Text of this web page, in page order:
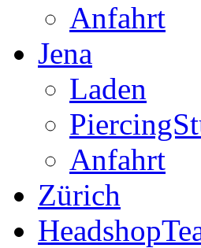
Anfahrt
Jena
Laden
Anfahrt
Zürich